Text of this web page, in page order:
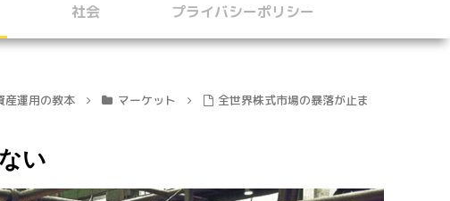
社会 プライバシーポリシー
産運用の教本 マーケット
全世界株式市場の暴落が止ま
い